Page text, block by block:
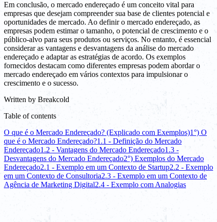
Em conclusão, o mercado endereçado é um conceito vital para
empresas que desejam compreender sua base de clientes potencial e
oportunidades de mercado. Ao definir o mercado endereçado, as
empresas podem estimar o tamanho, o potencial de crescimento e o
público-alvo para seus produtos ou serviços. No entanto, é essencial
considerar as vantagens e desvantagens da análise do mercado
endereçado e adaptar as estratégias de acordo. Os exemplos
fornecidos destacam como diferentes empresas podem abordar o
mercado endereçado em vários contextos para impulsionar o
crescimento e o sucesso.
Written by Breakcold
Table of contents
O que é o Mercado Endereçado? (Explicado com Exemplos)1°) O
que é o Mercado Endereçado?1.1 - Definição do Mercado
Endereçado1.2 - Vantagens do Mercado Endereçado1.3 -
Desvantagens do Mercado Endereçado2°) Exemplos do Mercado
Endereçado2.1 - Exemplo em um Contexto de Startup2.2 - Exemplo
em um Contexto de Consultoria2.3 - Exemplo em um Contexto de
Agência de Marketing Digital2.4 - Exemplo com Analogias